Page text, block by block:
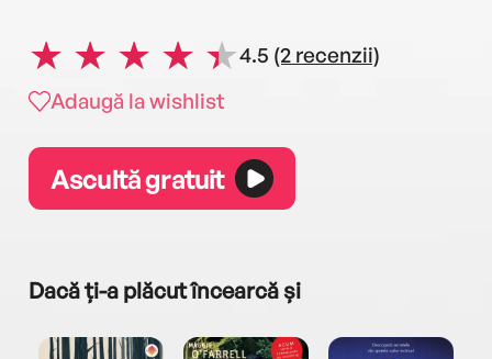
4.5 (2 recenzii)
Adaugă la wishlist
Ascultă gratuit
Dacă ți-a plăcut încearcă și